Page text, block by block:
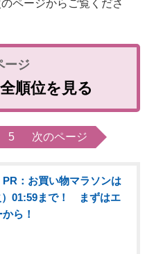
ページからご覧くださ
順位を見る
5 次のページ
PR：お買い物マラソンは
）01:59まで！ まずはエ
ら！